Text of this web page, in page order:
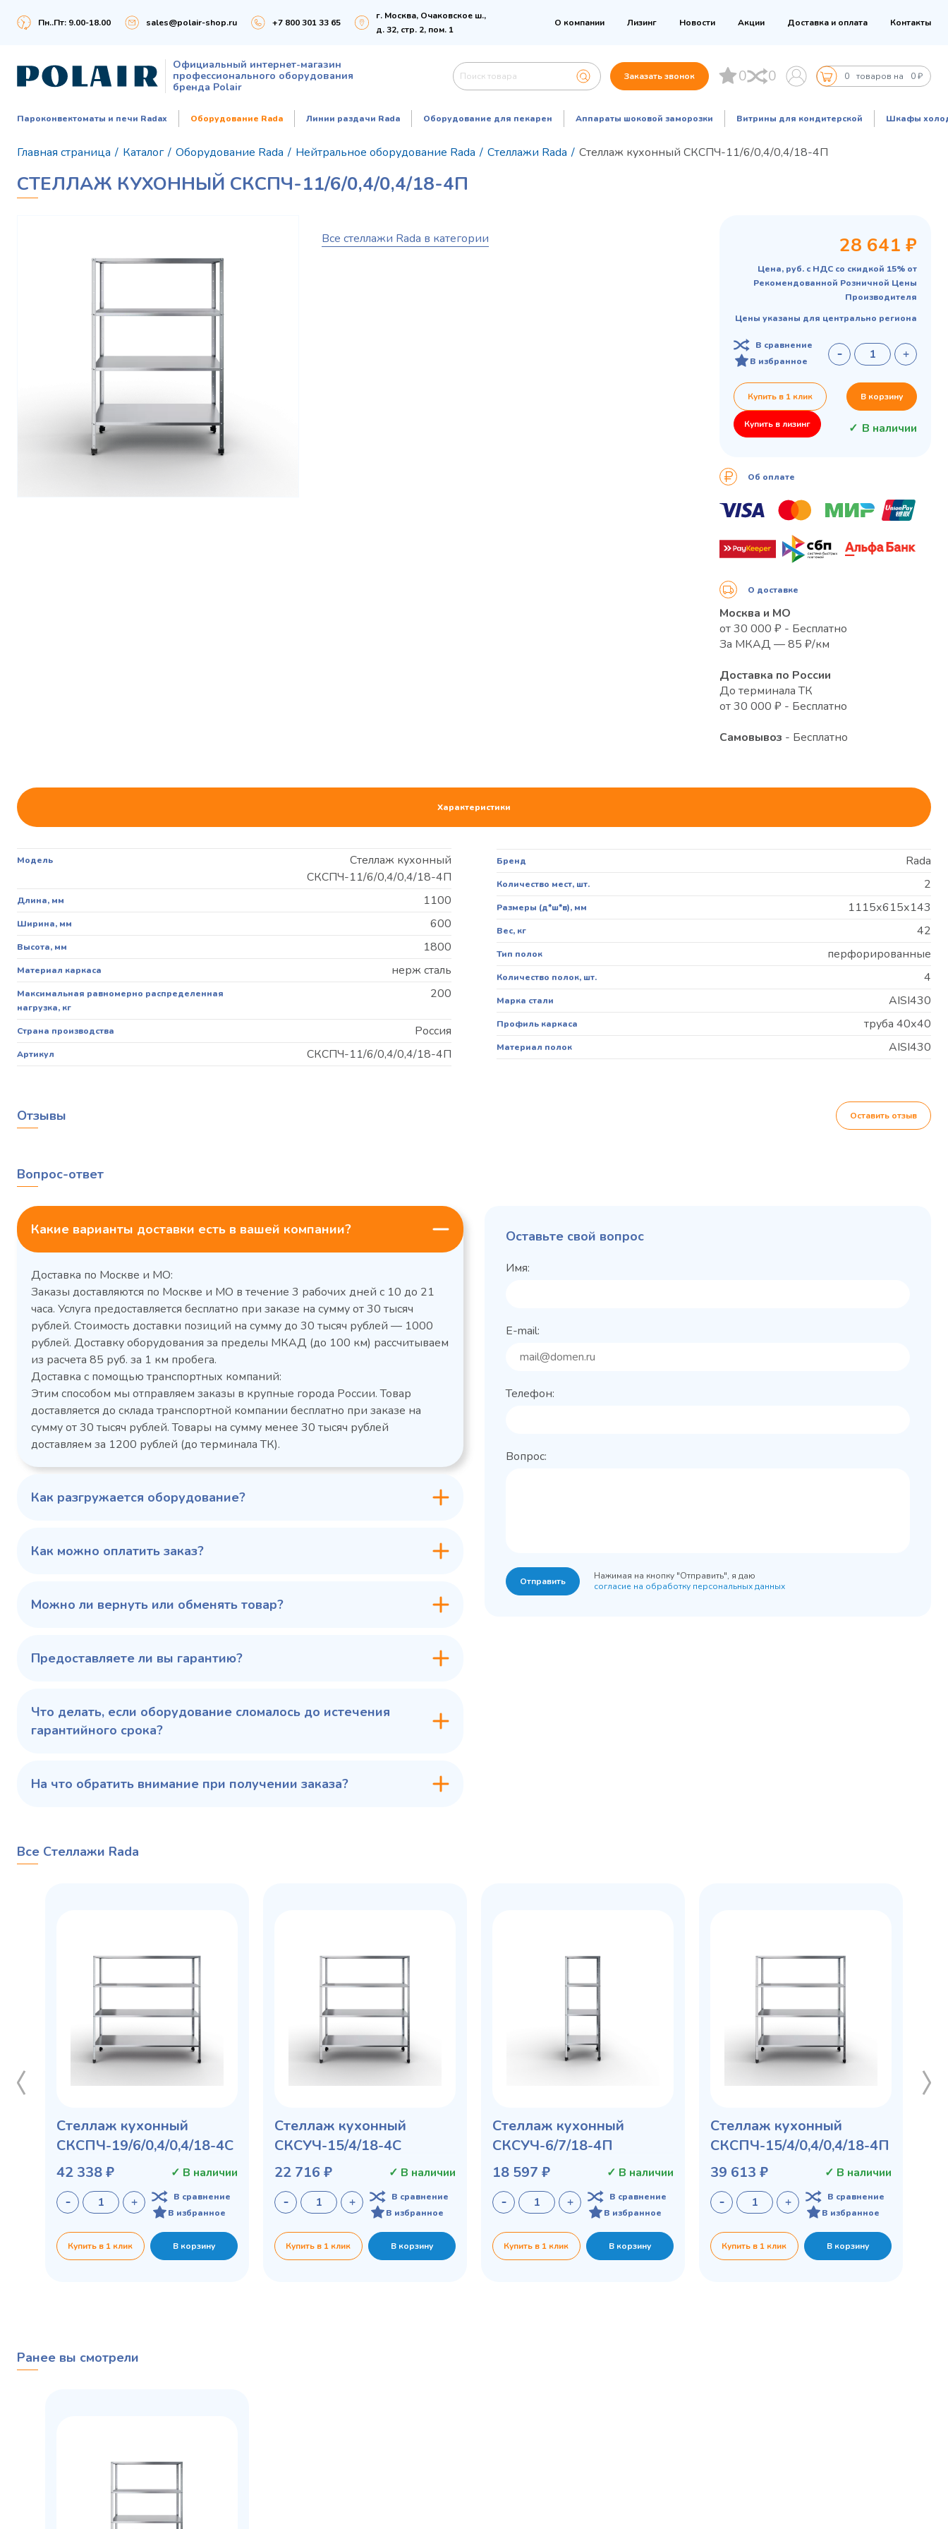
Пн..Пт: 9.00-18.00 sales@polair-shop.ru +7 800 301 33 65
г. Москва, Очаковское ш.,
д. 32, стр. 2, пом. 1
О компании Лизинг Новости Акции Доставка и оплата Контакты
Официальный интернет-магазин
профессионального оборудования
бренда Polair
Заказать звонок 0 0 0 товаров на 0 ₽
Пароконвектоматы и печи Radax Оборудование Rada Линии раздачи Rada Оборудование для пекарен Аппараты шоковой заморозки Витрины для кондитерской Шкафы
Главная страница / Каталог / Оборудование Rada / Нейтральное оборудование Rada / Стеллажи Rada / Стеллаж кухонный СКСПЧ-11/6/0,4/0,4/18-4П
СТЕЛЛАЖ КУХОННЫЙ СКСПЧ-11/6/0,4/0,4/18-4П
Все стеллажи Rada в категории 28 641 ₽
Цена, руб. с НДС со скидкой 15% от
Рекомендованной Розничной Цены
Производителя
Цены указаны для центрально региона
В сравнение
В избранное
Купить в 1 клик В корзину
Купить в лизинг В наличии
Об оплате
О доставке
Москва и МО
от 30 000 ₽ - Бесплатно
За МКАД — 85 ₽/км
Доставка по России
До терминала ТК
от 30 000 ₽ - Бесплатно
Самовывоз - Бесплатно
Характеристики
Модель
Стеллаж кухонный
СКСПЧ-11/6/0,4/0,4/18-4П
Длина, мм 1100
Ширина, мм 600
Высота, мм 1800
Материал каркаса нерж сталь
Максимальная равномерно распределенная
нагрузка, кг
200
Страна производства Россия
Артикул СКСПЧ-11/6/0,4/0,4/18-4П
Бренд Rada
Количество мест, шт. 2
Размеры (д*ш*в), мм 1115х615х143
Вес, кг 42
Тип полок перфорированные
Количество полок, шт. 4
Марка стали AISI430
Профиль каркаса труба 40х40
Материал полок AISI430
Холодильный шкаф Polair
CM105-G из нержавеющей
стали
Расход
электроэнергии за
сутки, кВт/ч, не
3,5
размеры (Д х Ш х В),
режим, °C
100 343 ₽ ✓ В наличии
Холодильный стол Polair
TM2-G
среднетемпературный
Артикул 1050421d
Габаритные
размеры (Д х Ш х В),
мм
1200x605x850/91
0
Серия столов
Grande -
102 797 ₽ ✓ В наличии
Холодильный
Polair ШХФ-0,2
Расход
Габаритные
60 775 ₽
Отзывы Оставить отзыв
Вопрос-ответ
Какие варианты доставки есть в вашей компании?
Доставка по Москве и МО:
Заказы доставляются по Москве и МО в течение 3 рабочих дней с 10 до 21
часа. Услуга предоставляется бесплатно при заказе на сумму от 30 тысяч
рублей. Стоимость доставки позиций на сумму до 30 тысяч рублей — 1000
рублей. Доставку оборудования за пределы МКАД (до 100 км) рассчитываем
из расчета 85 руб. за 1 км пробега.
Доставка с помощью транспортных компаний:
Этим способом мы отправляем заказы в крупные города России. Товар
доставляется до склада транспортной компании бесплатно при заказе на
сумму от 30 тысяч рублей. Товары на сумму менее 30 тысяч рублей
доставляем за 1200 рублей (до терминала ТК).
Как разгружается оборудование?
Как можно оплатить заказ?
Можно ли вернуть или обменять товар?
Предоставляете ли вы гарантию?
Что делать, если оборудование сломалось до истечения
гарантийного срока?
На что обратить внимание при получении заказа?
Оставьте свой вопрос
Имя:
E-mail:
Телефон:
Вопрос:
Отправить
Нажимая на кнопку "Отправить", я даю
согласие на обработку персональных данных
Все Стеллажи Rada
Стеллаж кухонный
СКСПЧ-19/6/0,4/0,4/18-4С
42 338 ₽
✓ В наличии
В сравнение
В избранное
Купить в 1 клик В корзину
Стеллаж кухонный
СКСУЧ-15/4/18-4С
22 716 ₽
✓ В наличии
В сравнение
В избранное
Купить в 1 клик В корзину
Стеллаж кухонный
СКСУЧ-6/7/18-4П
18 597 ₽
✓ В наличии
В сравнение
В избранное
Купить в 1 клик В корзину
Стеллаж кухонный
СКСПЧ-15/4/0,4/0,4/18-4П
39 613 ₽
✓ В наличии
В сравнение
В избранное
Купить в 1 клик В корзину
Ранее вы смотрели